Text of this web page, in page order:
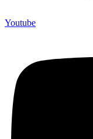
Youtube